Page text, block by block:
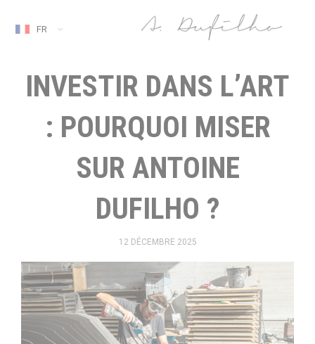
FR
INVESTIR DANS L’ART
: POURQUOI MISER
SUR ANTOINE
DUFILHO ?
12 DÉCEMBRE 2025